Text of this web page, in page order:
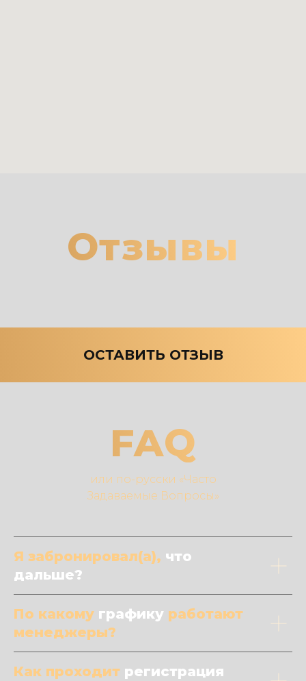
Отзывы
ОСТАВИТЬ ОТЗЫВ
FAQ
или по-русски «Часто
Задаваемые Вопросы»
Я забронировал(а), что
дальше?
По какому графику работают
менеджеры?
Как проходит регистрация